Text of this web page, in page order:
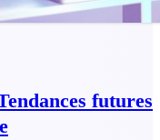
futures